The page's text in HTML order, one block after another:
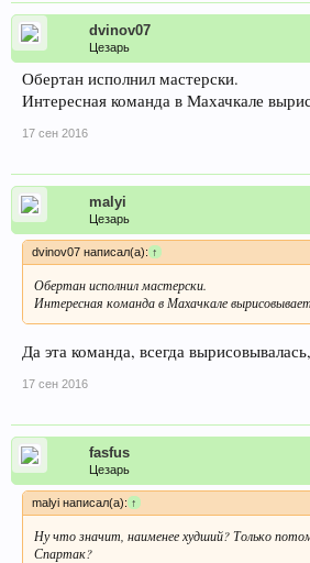
dvinov07
Цезарь
Обертан исполнил мастерски.
Интересная команда в Махачкале
17 сен 2016
malyi
Цезарь
dvinov07 написал(а):↑
Обертан исполнил мастерски.
Интересная команда в Махачкале
Да эта команда, всегда
17 сен 2016
fasfus
Цезарь
malyi написал(а):↑
Ну что значит, наименее худший? Только
Спартак?